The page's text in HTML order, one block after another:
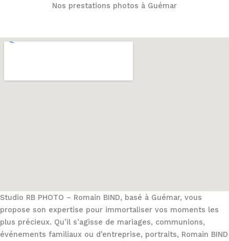
Nos prestations photos à Guémar
Studio RB PHOTO – Romain BIND, basé à Guémar, vous
propose son expertise pour immortaliser vos moments les
plus précieux. Qu’il s’agisse de mariages, communions,
événements familiaux ou d’entreprise, portraits, Romain BIND